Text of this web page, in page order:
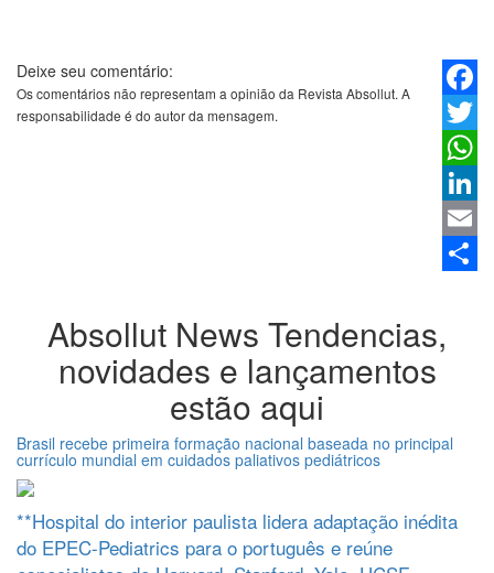
Twitter
Email
Deixe seu comentário:
Os comentários não representam a opinião da Revista Absollut. A
responsabilidade é do autor da mensagem.
Absollut News Tendencias,
novidades e lançamentos
estão aqui
Brasil recebe primeira formação nacional baseada no principal
currículo mundial em cuidados paliativos pediátricos
**Hospital do interior paulista lidera adaptação inédita
do EPEC-Pediatrics para o português e reúne